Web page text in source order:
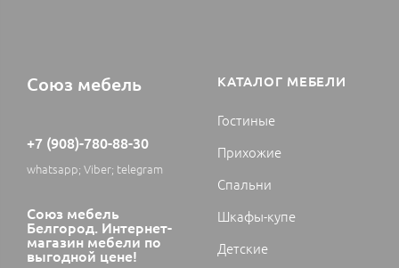
Союз мебель
+7 (908)-780-88-30
whatsapp; Viber; telegram
Союз мебель
Белгород. Интернет-
магазин мебели по
выгодной цене!
КАТАЛОГ МЕБЕЛИ
Гостиные
Прихожие
Спальни
Шкафы-купе
Детские